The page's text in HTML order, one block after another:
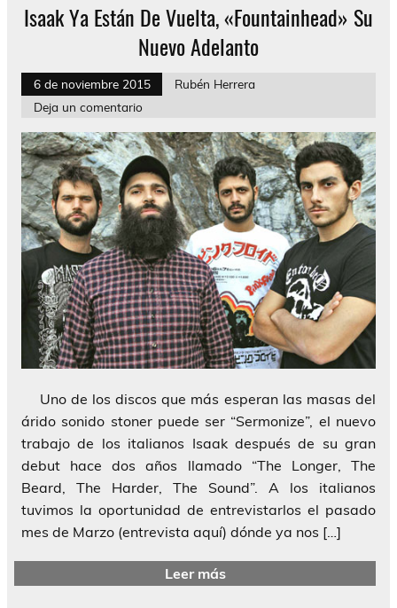
Isaak Ya Están De Vuelta, «Fountainhead» Su
Nuevo Adelanto
6 de noviembre 2015
Rubén Herrera
Deja un comentario
Uno de los discos que más esperan las masas del
árido sonido stoner puede ser “Sermonize”, el nuevo
trabajo de los italianos Isaak después de su gran
debut hace dos años llamado “The Longer, The
Beard, The Harder, The Sound”. A los italianos
tuvimos la oportunidad de entrevistarlos el pasado
mes de Marzo (entrevista aquí) dónde ya nos […]
Leer más